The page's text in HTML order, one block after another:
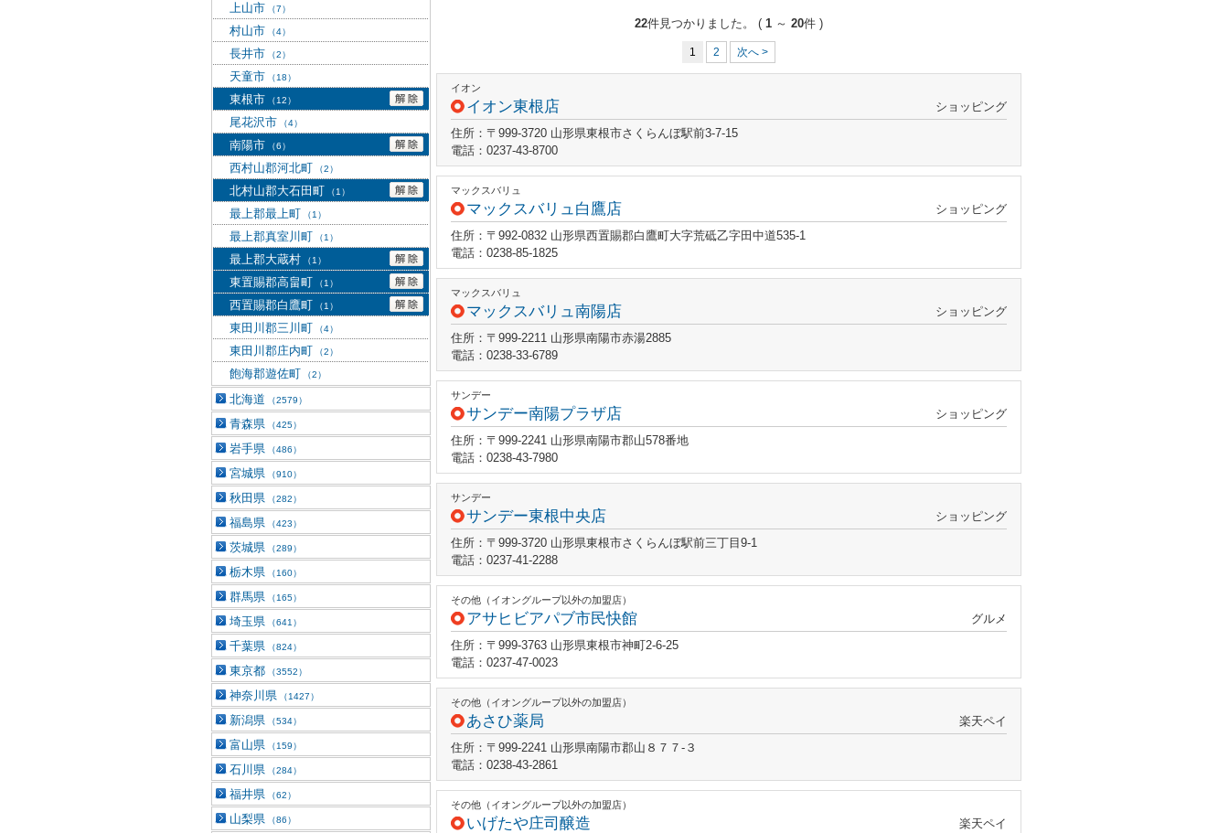
22件見つかりました。 ( 1 ～ 20件 )
1 2 次へ >
イオン
イオン東根店
ショッピング
住所：〒999-3720 山形県東根市さくらんぼ駅前3-7-15
電話：0237-43-8700
マックスバリュ
マックスバリュ白鷹店
ショッピング
住所：〒992-0832 山形県西置賜郡白鷹町大字荒砥乙字田中道535-1
電話：0238-85-1825
マックスバリュ
マックスバリュ南陽店
ショッピング
住所：〒999-2211 山形県南陽市赤湯2885
電話：0238-33-6789
サンデー
サンデー南陽プラザ店
ショッピング
住所：〒999-2241 山形県南陽市郡山578番地
電話：0238-43-7980
サンデー
サンデー東根中央店
ショッピング
住所：〒999-3720 山形県東根市さくらんぼ駅前三丁目9-1
電話：0237-41-2288
その他（イオングループ以外の加盟店）
アサヒビアパブ市民快館
グルメ
住所：〒999-3763 山形県東根市神町2-6-25
電話：0237-47-0023
その他（イオングループ以外の加盟店）
あさひ薬局
楽天ペイ
住所：〒999-2241 山形県南陽市郡山８７７‐３
電話：0238-43-2861
その他（イオングループ以外の加盟店）
いげたや庄司醸造
楽天ペイ
上山市 （7）
村山市 （4）
長井市 （2）
天童市 （18）
東根市 （12）
尾花沢市 （4）
南陽市 （6）
西村山郡河北町 （2）
北村山郡大石田町 （1）
最上郡最上町 （1）
最上郡真室川町 （1）
最上郡大蔵村 （1）
東置賜郡高畠町 （1）
西置賜郡白鷹町 （1）
東田川郡三川町 （4）
東田川郡庄内町 （2）
飽海郡遊佐町 （2）
北海道 （2579）
青森県 （425）
岩手県 （486）
宮城県 （910）
秋田県 （282）
福島県 （423）
茨城県 （289）
栃木県 （160）
群馬県 （165）
埼玉県 （641）
千葉県 （824）
東京都 （3552）
神奈川県 （1427）
新潟県 （534）
富山県 （159）
石川県 （284）
福井県 （62）
山梨県 （86）